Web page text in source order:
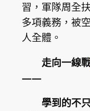
習，軍隊周全
多項義務，被
人全體。
走向一線
——
學到的不